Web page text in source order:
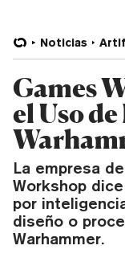
Noticias
Games
el Uso
La empresa
Workshop
por
diseño o
Warhammer.